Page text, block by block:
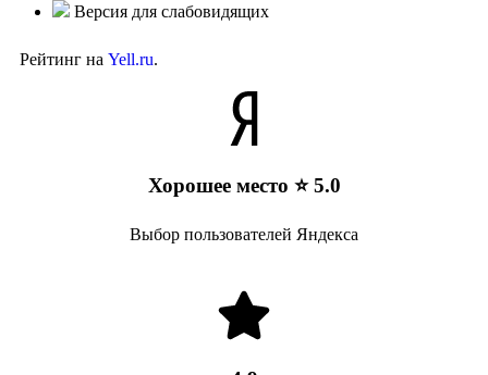
Версия для слабовидящих
Рейтинг на Yell.ru.
Хорошее место ⭐ 5.0
Выбор пользователей Яндекса